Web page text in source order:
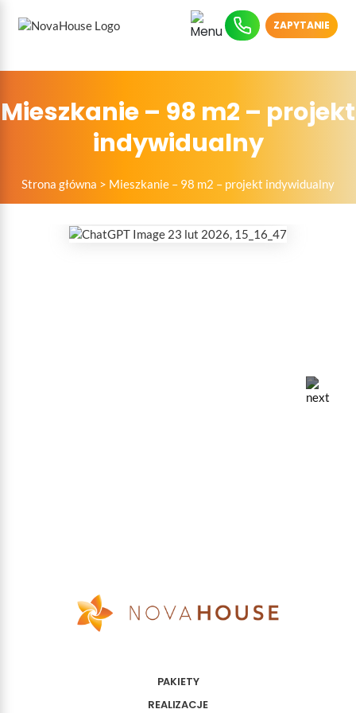
ZAPYTANIE
Mieszkanie – 98 m2 – projekt
indywidualny
Strona główna > Mieszkanie – 98 m2 – projekt indywidualny
PAKIETY
REALIZACJE